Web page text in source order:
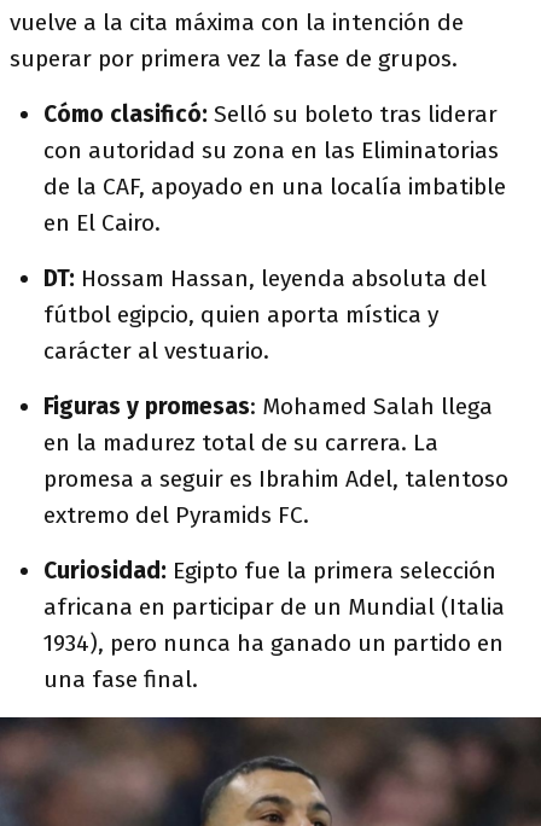
vuelve a la cita máxima con la intención de
superar por primera vez la fase de grupos.
Cómo clasificó: Selló su boleto tras liderar
con autoridad su zona en las Eliminatorias
de la CAF, apoyado en una localía imbatible
en El Cairo.
DT: Hossam Hassan, leyenda absoluta del
fútbol egipcio, quien aporta mística y
carácter al vestuario.
Figuras y promesas: Mohamed Salah llega
en la madurez total de su carrera. La
promesa a seguir es Ibrahim Adel, talentoso
extremo del Pyramids FC.
Curiosidad: Egipto fue la primera selección
africana en participar de un Mundial (Italia
1934), pero nunca ha ganado un partido en
una fase final.